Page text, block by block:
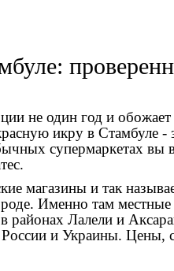
не один год и
икру в Стамбуле -
супермаркетах вы
магазины и так
Именно там
Лалели и
и Украины. Цены,